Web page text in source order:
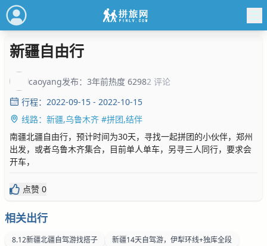
新疆自由行
caoyang发布：3年前热度 62982 评论
行程：2022-09-15 - 2022-10-15
线路：新疆,乌鲁木齐 #拼团,结伴
南疆北疆自由行，预计时间为30天，寻找一起拼团的小伙伴，郑州
出发，或者乌鲁木齐集合，目前单人单车，另寻三人同行，要求会
开车，
点赞 0
相关出行
8.12新疆北疆自驾游找搭子
新疆14天自驾游，伊犁环线+独库全段